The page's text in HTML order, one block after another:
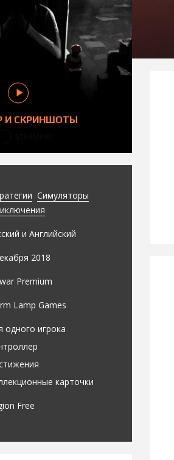
И СКРИНШОТЫ
Симуляторы
и Английский
2018
Premium
Lamp Games
одного игрока
карточки
Free